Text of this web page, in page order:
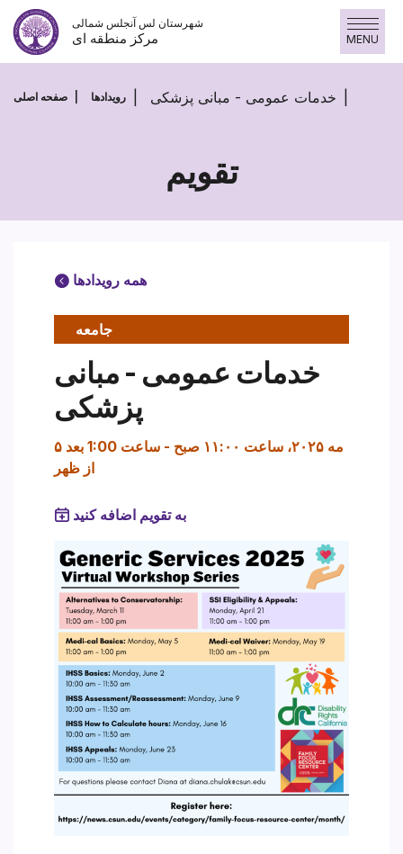
پرش
محتوا
شهرستان لس آنجلس شمالی
مرکز منطقه ای MENU
صفحه اصلی رویدادها خدمات عمومی - مبانی پزشکی
تقویم
همه رویدادها
جامعه
خدمات عمومی - مبانی
پزشکی
۵ مه ۲۰۲۵، ساعت ۱۱:۰۰ صبح -
ساعت 1:00 بعد
از ظهر
به تقویم اضافه کنید